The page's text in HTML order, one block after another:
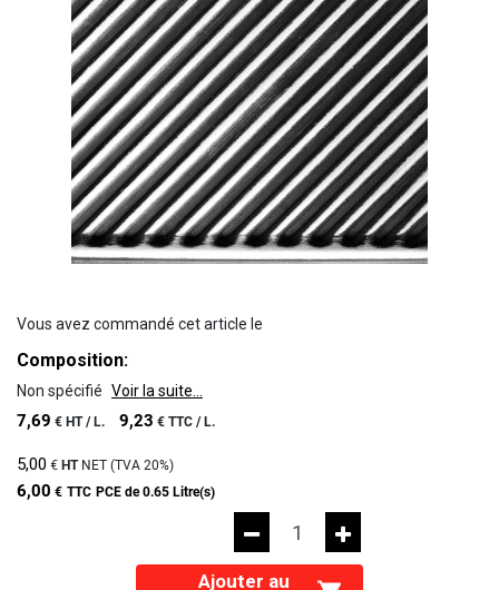
Vous avez commandé cet article le
Composition:
Non spécifié Voir la suite...
7,69 € HT / L. 9,23 € TTC / L.
5,00 € HTNET (TVA 20%)
6,00 € TTC PCE de 0.65 Litre(s)
Ajouter au